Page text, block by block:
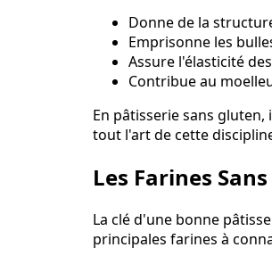
Donne de la
Emprisonne les
Assure l'élasticité
Contribue au
En pâtisserie sans
tout l'art de cette
Les Farines
La clé d'une bonne
principales farines à